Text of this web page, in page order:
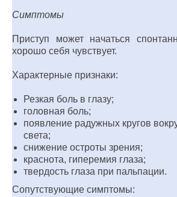
Симптомы
Приступ может начаться
хорошо себя чувствует.
Характерные признаки:
Резкая боль в глазу;
головная боль;
появление радужных кругов
света;
снижение остроты зрения;
краснота, гиперемия глаза;
твердость глаза при пальпации.
Сопутствующие симптомы: